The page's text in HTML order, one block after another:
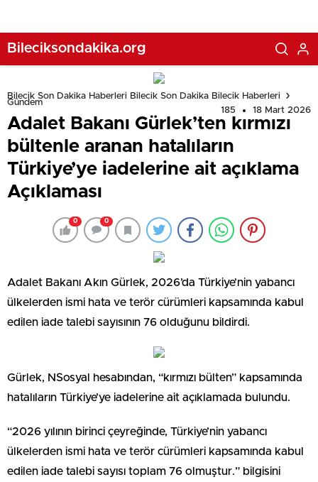
Bileciksondakika.org
Bilecik Son Dakika Haberleri Bilecik Son Dakika Bilecik Haberleri
Gündem
185
18 Mart 2026
Adalet Bakanı Gürlek’ten kırmızı
bültenle aranan hatalıların
Türkiye’ye iadelerine ait açıklama
Açıklaması
0 0
Adalet Bakanı Akın Gürlek, 2026’da Türkiye’nin yabancı
ülkelerden ismi hata ve terör cürümleri kapsamında kabul
edilen iade talebi sayısının 76 olduğunu bildirdi.
Gürlek, NSosyal hesabından, “kırmızı bülten” kapsamında
hatalıların Türkiye’ye iadelerine ait açıklamada bulundu.
“2026 yılının birinci çeyreğinde, Türkiye’nin yabancı
ülkelerden ismi hata ve terör cürümleri kapsamında kabul
edilen iade talebi sayısı toplam 76 olmuştur.” bilgisini